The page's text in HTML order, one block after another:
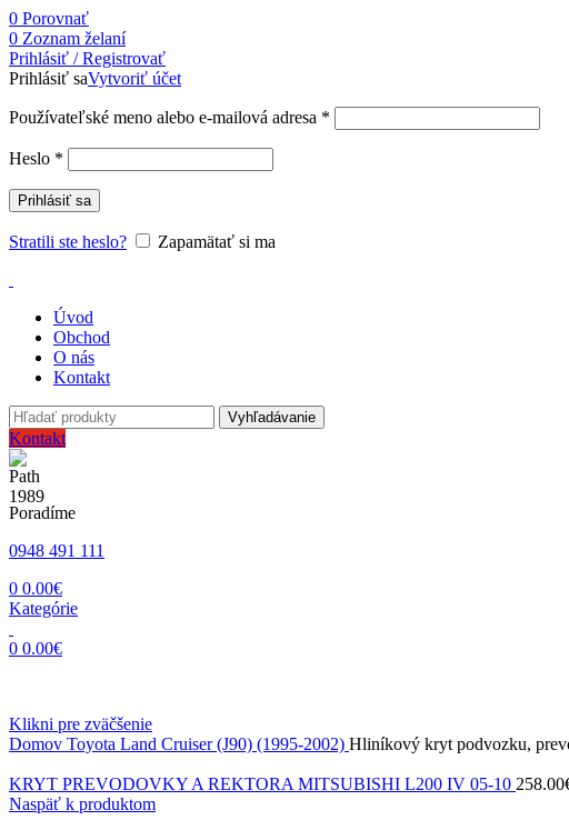
0 Porovnať
0 Zoznam želaní
Prihlásiť / Registrovať
Prihlásiť saVytvoriť účet
Používateľské meno alebo e-mailová adresa *
Heslo *
Prihlásiť sa
Stratili ste heslo? Zapamätať si ma
Úvod
Obchod
O nás
Kontakt
Vyhľadávanie
Kontakt
Poradíme
0948 491 111
0 0.00€
Kategórie
0 0.00€
Klikni pre zväčšenie
Domov Toyota Land Cruiser (J90) (1995-2002) Hliníkový kryt podvozku,
KRYT PREVODOVKY A REKTORA MITSUBISHI L200 IV 05-10 258.00
Naspäť k produktom